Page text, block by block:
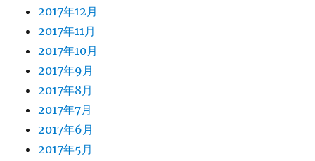
2017年12月
2017年11月
2017年10月
2017年9月
2017年8月
2017年7月
2017年6月
2017年5月